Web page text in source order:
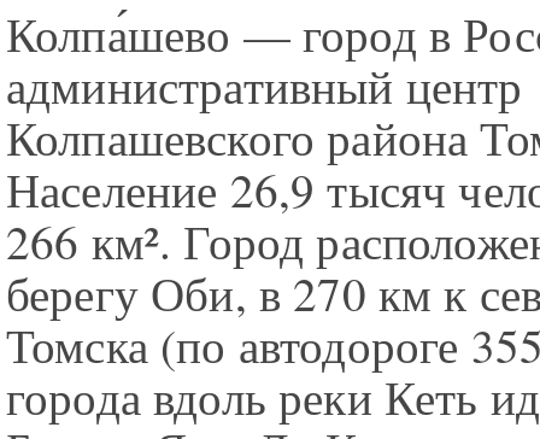
Колпа́шево — город в
административный центр
Колпашевского района
Население 26,9 тысяч
266 км². Город
берегу Оби, в 270 км к
Томска (по автодороге
города вдоль реки Кеть